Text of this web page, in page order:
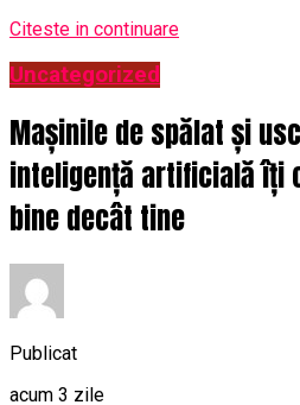
Citeste in continuare
Uncategorized
Mașinile de spălat și
inteligență artificială îți
bine decât tine
Publicat
acum 3 zile